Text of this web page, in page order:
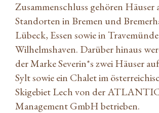
Zusammenschluss gehören Häuser
Standorten in Bremen und
Lübeck, Essen sowie in
Wilhelmshaven. Darüber hinaus
der Marke Severin*s zwei Häuser
Sylt sowie ein Chalet im
Skigebiet Lech von der
Management GmbH betrieben.